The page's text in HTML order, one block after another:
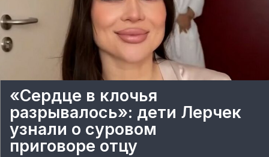
«Сердце в клочья
разрывалось»: дети Лерчек
узнали о суровом
приговоре отцу